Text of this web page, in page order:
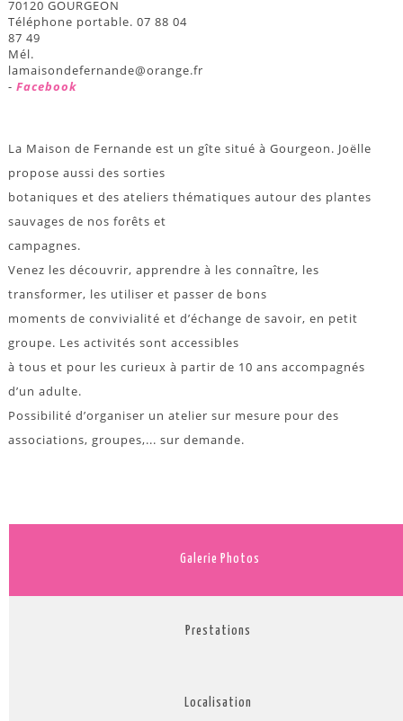
70120 GOURGEON
Téléphone portable. 07 88 04
87 49
Mél.
lamaisondefernande@orange.fr
- Facebook
La Maison de Fernande est un gîte situé à Gourgeon. Joëlle
propose aussi des sorties
botaniques et des ateliers thématiques autour des plantes
sauvages de nos forêts et
campagnes.
Venez les découvrir, apprendre à les connaître, les
transformer, les utiliser et passer de bons
moments de convivialité et d’échange de savoir, en petit
groupe. Les activités sont accessibles
à tous et pour les curieux à partir de 10 ans accompagnés
d’un adulte.
Possibilité d’organiser un atelier sur mesure pour des
associations, groupes,... sur demande.
Galerie Photos
Prestations
Localisation